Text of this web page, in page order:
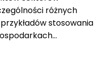
różnych
stosowania